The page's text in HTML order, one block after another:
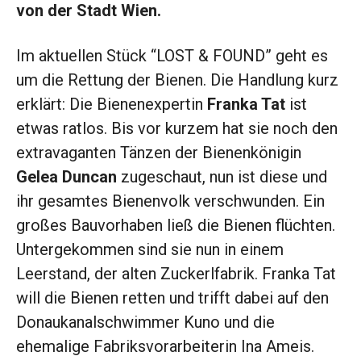
von der Stadt Wien.
Im aktuellen Stück “LOST & FOUND” geht es
um die Rettung der Bienen. Die Handlung kurz
erklärt: Die Bienenexpertin Franka Tat ist
etwas ratlos. Bis vor kurzem hat sie noch den
extravaganten Tänzen der Bienenkönigin
Gelea Duncan zugeschaut, nun ist diese und
ihr gesamtes Bienenvolk verschwunden. Ein
großes Bauvorhaben ließ die Bienen flüchten.
Untergekommen sind sie nun in einem
Leerstand, der alten Zuckerlfabrik. Franka Tat
will die Bienen retten und trifft dabei auf den
Donaukanalschwimmer Kuno und die
ehemalige Fabriksvorarbeiterin Ina Ameis.